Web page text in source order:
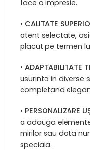
face o impresie.
• CALITATE
atent selectate,
placut pe termen
• ADAPTABILITATE
usurinta in diverse
completand
• PERSONALIZARE
a adauga
mirilor sau data
speciala.